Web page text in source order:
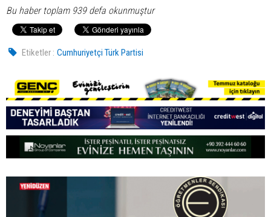
Bu haber toplam 939 defa okunmuştur
Etiketler : Cumhuriyetçi Türk Partisi